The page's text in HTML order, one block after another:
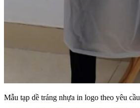
Mẫu tạp dề tráng nhựa in logo theo yêu cầu